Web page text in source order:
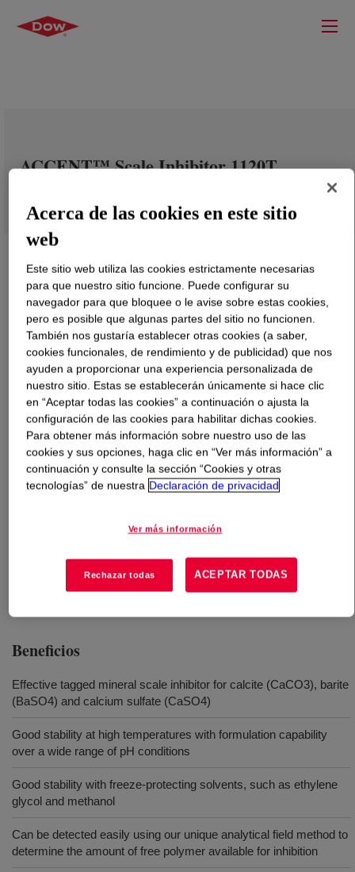
ACCENT™ Scale Inhibitor 1120T
Qué esACCENT™ Scale Inhibitor 1120T?
An innovative, low-molecular-weight, acrylic copolymer
designed specifically to provide an easy-to-use and
affordable method for available polymer determination in
oilfield applications.
Oilfield production flow assurance
Beneficios
Effective tagged mineral scale inhibitor for calcite (CaCO3), barite
(BaSO4) and calcium sulfate (CaSO4)
Good stability at high temperatures with formulation capability
over a wide range of pH conditions
Good stability with freeze-protecting solvents, such as ethylene
glycol and methanol
Can be detected easily using our unique analytical field method to
determine the amount of free polymer available for inhibition
Acerca de las cookies en este sitio
web
Este sitio web utiliza las cookies estrictamente necesarias
para que nuestro sitio funcione. Puede configurar su
navegador para que bloquee o le avise sobre estas cookies,
pero es posible que algunas partes del sitio no funcionen.
También nos gustaría establecer otras cookies (a saber,
cookies funcionales, de rendimiento y de publicidad) que nos
ayuden a proporcionar una experiencia personalizada de
nuestro sitio. Estas se establecerán únicamente si hace clic
en “Aceptar todas las cookies” a continuación o ajusta la
configuración de las cookies para habilitar dichas cookies.
Para obtener más información sobre nuestro uso de las
cookies y sus opciones, haga clic en “Ver más información” a
continuación y consulte la sección “Cookies y otras
tecnologías” de nuestra Declaración de privacidad
Ver más información
Rechazar todas ACEPTAR TODAS